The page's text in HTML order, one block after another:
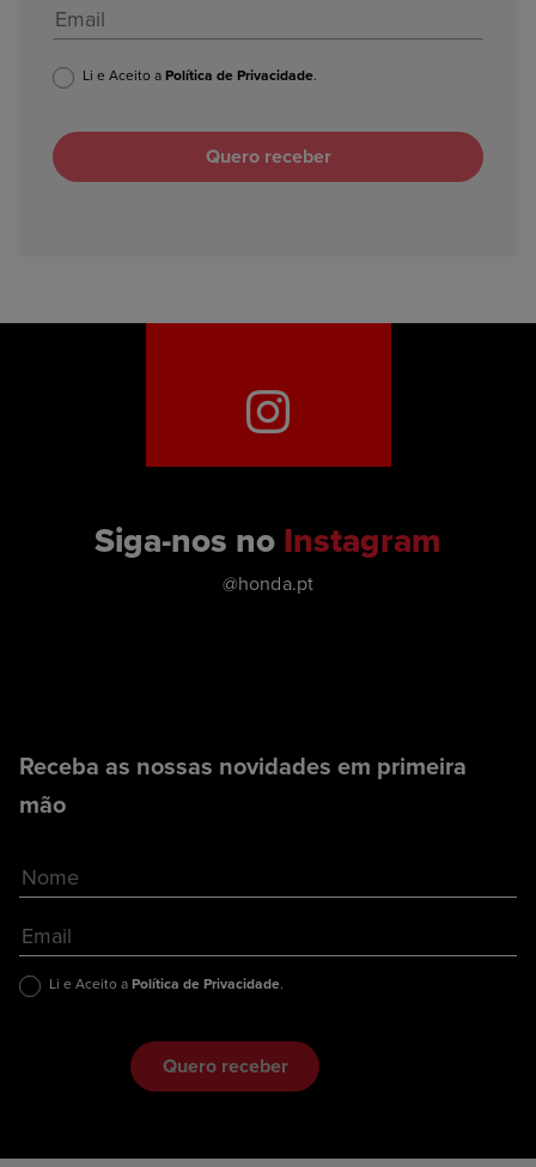
Li e Aceito a Política de Privacidade.
Siga-nos no Instagram
@honda.pt
Receba as nossas novidades em primeira
mão
Li e Aceito a Política de Privacidade.